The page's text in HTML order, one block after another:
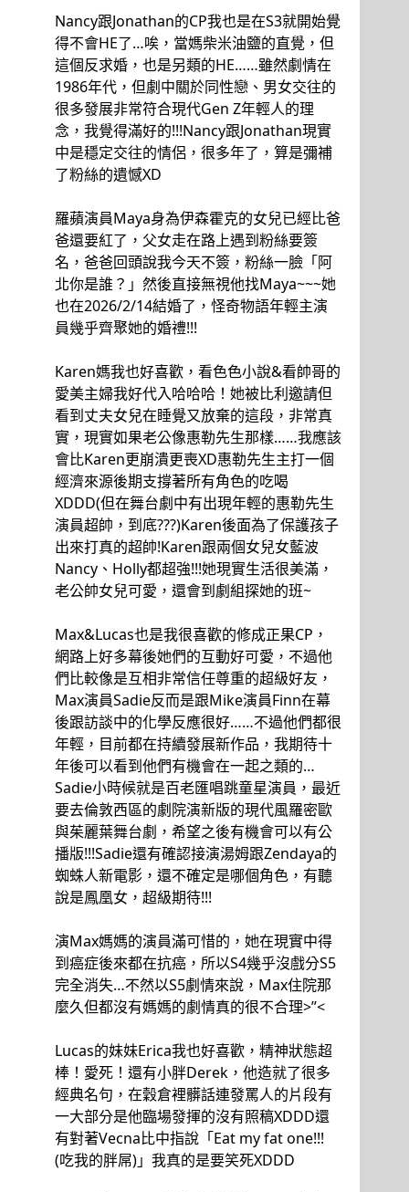
Nancy跟Jonathan的CP我也是在S3就開始覺
得不會HE了…唉，當媽柴米油鹽的直覺，但
這個反求婚，也是另類的HE……雖然劇情在
1986年代，但劇中關於同性戀、男女交往的
很多發展非常符合現代Gen Z年輕人的理
念，我覺得滿好的!!!Nancy跟Jonathan現實
中是穩定交往的情侶，很多年了，算是彌補
了粉絲的遺憾XD
羅蘋演員Maya身為伊森霍克的女兒已經比爸
爸還要紅了，父女走在路上遇到粉絲要簽
名，爸爸回頭說我今天不簽，粉絲一臉「阿
北你是誰？」然後直接無視他找Maya~~~她
也在2026/2/14結婚了，怪奇物語年輕主演
員幾乎齊聚她的婚禮!!!
Karen媽我也好喜歡，看色色小說&看帥哥的
愛美主婦我好代入哈哈哈！她被比利邀請但
看到丈夫女兒在睡覺又放棄的這段，非常真
實，現實如果老公像惠勒先生那樣……我應該
會比Karen更崩潰更喪XD惠勒先生主打一個
經濟來源後期支撐著所有角色的吃喝
XDDD(但在舞台劇中有出現年輕的惠勒先生
演員超帥，到底???)Karen後面為了保護孩子
出來打真的超帥!Karen跟兩個女兒女藍波
Nancy、Holly都超強!!!她現實生活很美滿，
老公帥女兒可愛，還會到劇組探她的班~
Max&Lucas也是我很喜歡的修成正果CP，
網路上好多幕後她們的互動好可愛，不過他
們比較像是互相非常信任尊重的超級好友，
Max演員Sadie反而是跟Mike演員Finn在幕
後跟訪談中的化學反應很好……不過他們都很
年輕，目前都在持續發展新作品，我期待十
年後可以看到他們有機會在一起之類的…
Sadie小時候就是百老匯唱跳童星演員，最近
要去倫敦西區的劇院演新版的現代風羅密歐
與茱麗葉舞台劇，希望之後有機會可以有公
播版!!!Sadie還有確認接演湯姆跟Zendaya的
蜘蛛人新電影，還不確定是哪個角色，有聽
說是鳳凰女，超級期待!!!
演Max媽媽的演員滿可惜的，她在現實中得
到癌症後來都在抗癌，所以S4幾乎沒戲分S5
完全消失…不然以S5劇情來說，Max住院那
麼久但都沒有媽媽的劇情真的很不合理>”<
Lucas的妹妹Erica我也好喜歡，精神狀態超
棒！愛死！還有小胖Derek，他造就了很多
經典名句，在穀倉裡髒話連發罵人的片段有
一大部分是他臨場發揮的沒有照稿XDDD還
有對著Vecna比中指說「Eat my fat one!!!
(吃我的胖屌)」我真的是要笑死XDDD